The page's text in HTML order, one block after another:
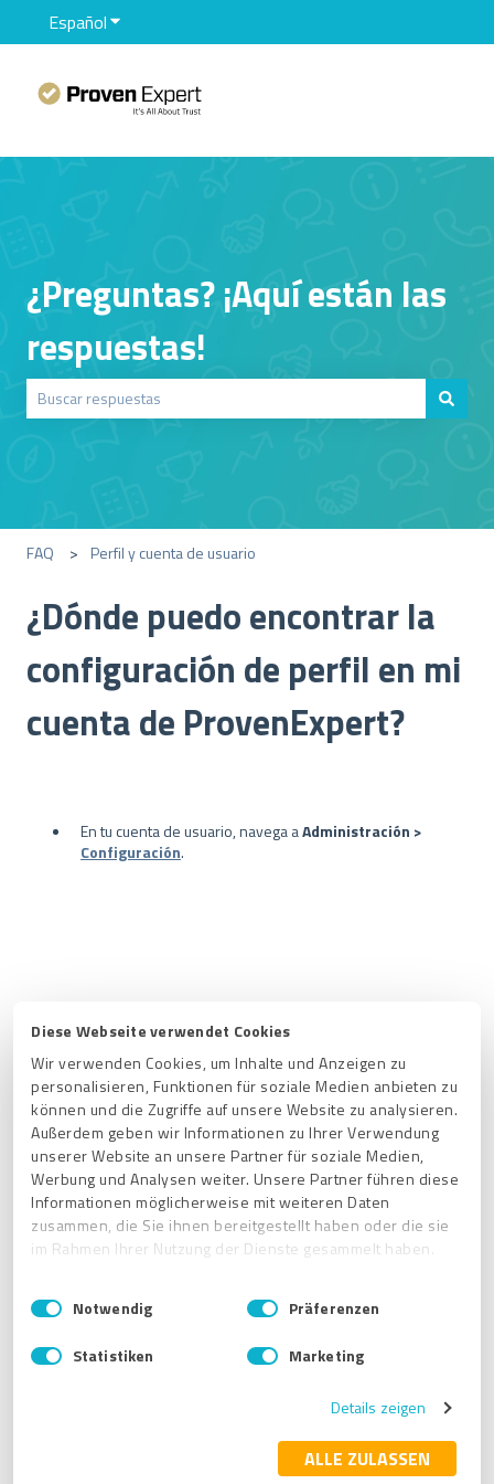
Diese Webseite verwendet Cookies
Wir verwenden Cookies, um Inhalte und Anzeigen zu
personalisieren, Funktionen für soziale Medien anbieten zu
können und die Zugriffe auf unsere Website zu analysieren.
Außerdem geben wir Informationen zu Ihrer Verwendung
unserer Website an unsere Partner für soziale Medien,
Werbung und Analysen weiter. Unsere Partner führen diese
Informationen möglicherweise mit weiteren Daten
zusammen, die Sie ihnen bereitgestellt haben oder die sie
im Rahmen Ihrer Nutzung der Dienste gesammelt haben.
Impressum
Datenschutzbestimmungen
E
i
w
Notwendig Präferenzen
Statistiken Marketing
Details zeigen
ALLE ZULASSEN
EspañolTraducciones de Mostrar submenú de
¿Preguntas? ¡Aquí están las
respuestas!
FAQ Perfil y cuenta de usuario
¿Dónde puedo encontrar la
configuración de perfil en mi
cuenta de ProvenExpert?
En tu cuenta de usuario, navega aAdministración >
Configuración.
Artículos relacionados
Si tengo varios perfiles en ProvenExpert, ¿se mostrará el
"perfil principal" en el panel de control, o cómo decido cuál se
muestra?
Como negocio unipersonal, ¿tiene sentido escribir la
descripción del perfil en tercera persona?
¿Cómo cambio mis datos de pago para mi suscripción de
ProvenExpert?
¿Cómo cambio mi dirección de facturación en ProvenExpert?
ProvenExpert para otra persona?